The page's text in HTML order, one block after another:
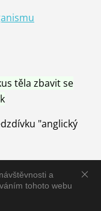
a
tohoto webu
těla zbavit se
"anglický
neutralizací a